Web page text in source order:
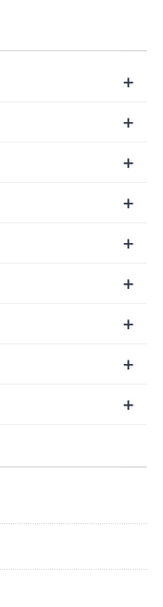
然，无论是单龙
适的材料。
一个难得的优质多
底层是旋切单板。
中，难免有些安
统具有优异的承载
系数必须达到0.4-
评价的主要指标
地板的外观漆膜相
涂料，其环保，耐
。秋季是夏季
要求也越来越严
季完成。有几个
地板。防止尖锐从
方太热的东西。
障碍。当实木体
+
+
+
+
+
+
+
+
+